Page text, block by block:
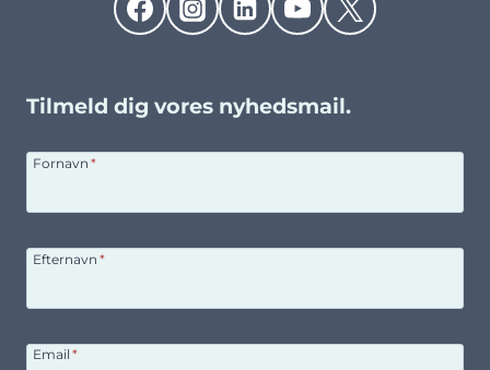
Tilmeld dig vores nyhedsmail.
Fornavn *
Efternavn *
Email *